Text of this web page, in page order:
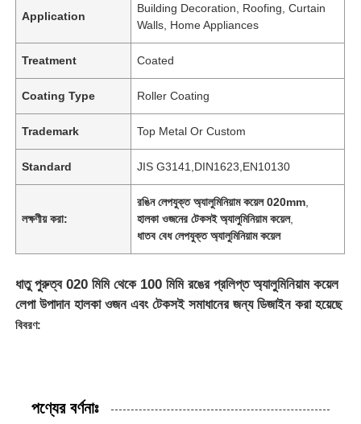
Application
Building Decoration, Roofing, Curtain
Walls, Home Appliances
Treatment Coated
Coating Type Roller Coating
Trademark Top Metal Or Custom
Standard JIS G3141,DIN1623,EN10130
লক্ষণীয় করা:
রঙিন লেপযুক্ত অ্যালুমিনিয়াম কয়েল 020mm
হালকা ওজনের টেকসই অ্যালুমিনিয়াম কয়েল,
ধাতব বেধ লেপযুক্ত অ্যালুমিনিয়াম কয়েল
ধাতু পুরুত্ব 020 মিমি থেকে 100 মিমি রঙের প্রলিপ্ত অ্যালুমিনিয়াম কয়েল
লেপা উপাদান হালকা ওজন এবং টেকসই সমাধানের জন্য ডিজাইন করা হয়েছে
বিবরণ:
পণ্যের বর্ণনাঃ